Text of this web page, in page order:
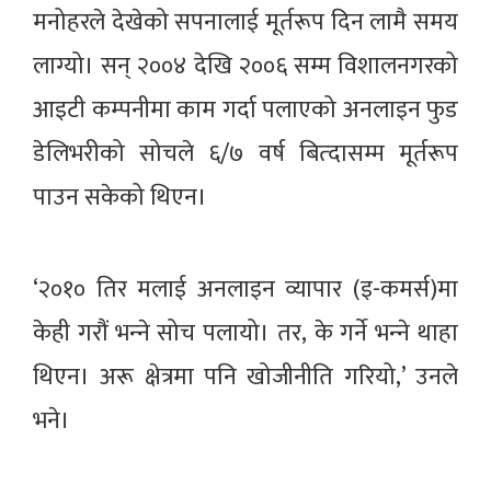
मनोहरले देखेको सपनालाई मूर्तरूप दिन लामै समय
लाग्यो। सन् २००४ देखि २००६ सम्म विशालनगरको
आइटी कम्पनीमा काम गर्दा पलाएको अनलाइन फुड
डेलिभरीको सोचले ६/७ वर्ष बित्दासम्म मूर्तरूप
पाउन सकेको थिएन।
‘२०१० तिर मलाई अनलाइन व्यापार (इ-कमर्स)मा
केही गरौं भन्‍ने सोच पलायो। तर, के गर्ने भन्‍ने थाहा
थिएन। अरू क्षेत्रमा पनि खोजीनीति गरियो,’ उनले
भने।